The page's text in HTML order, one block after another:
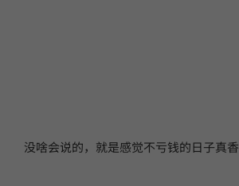
没啥会说的，就是感觉不亏钱的日子真香